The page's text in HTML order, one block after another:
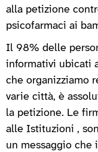
alla petizione
psicofarmaci ai
Il 98% delle
informativi ubicati
che organizziamo
varie città, è
la petizione. Le
alle Istituzioni ,
un messaggio che